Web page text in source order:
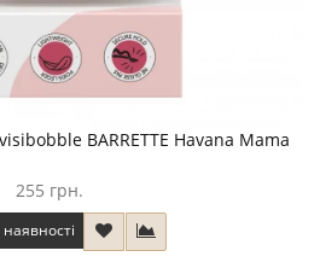
BARRETTE Havana Mama
255 грн.